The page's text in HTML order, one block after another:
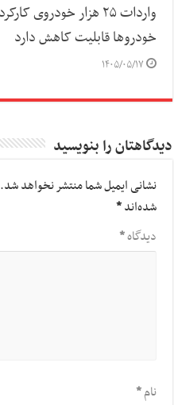
خودرو‌ها قابلیت کاهش دارد
۱۴۰۵/۰۵/۱۷
دیدگاهتان را بنویسید
نشانی ایمیل شما منتشر نخواهد شد.
شده‌اند*
دیدگاه*
نام*